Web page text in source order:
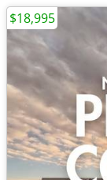
$18,995